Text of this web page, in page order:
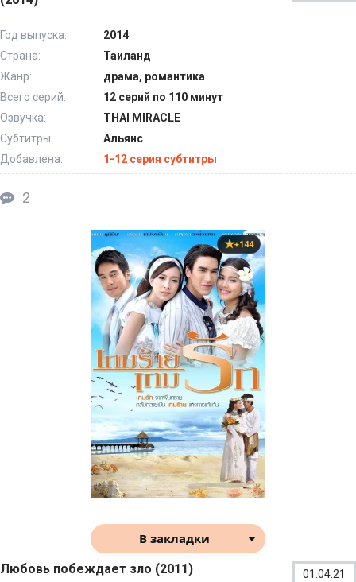
Год выпуска:
2014
Страна:
Таиланд
Жанр:
драма, романтика
Всего серий:
12 серий по 110 минут
Озвучка:
THAI MIRACLE
Субтитры:
Альянс
Добавлена:
1-12 серия субтитры
2
+144
В закладки
Любовь побеждает зло (2011) 01.04.21